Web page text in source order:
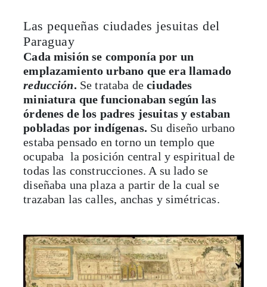
Las pequeñas ciudades jesuitas del
Paraguay
Cada misión se componía por un
emplazamiento urbano que era llamado
reducción. Se trataba deciudades
miniatura que funcionaban según las
órdenes de los padres jesuitas y estaban
pobladas por indígenas. Su diseño urbano
estaba pensado en torno un templo que
ocupaba la posición central y espiritual de
todas las construcciones. A su lado se
diseñaba una plaza a partir de la cual se
trazaban las calles, anchas y simétricas.